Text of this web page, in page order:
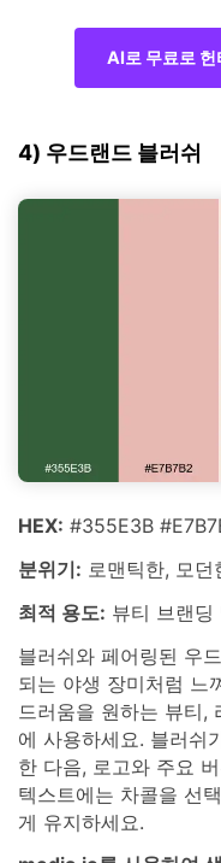
AI로 무료로 헌
4) 우드랜드 블러쉬
HEX: #355E3B
분위기: 로맨틱한, 모던
최적 용도: 뷰티 브랜딩
블러쉬와 페어링된 우
되는 야생 장미처럼 느
드러움을 원하는 뷰티,
에 사용하세요. 블러쉬
한 다음, 로고와 주요
텍스트에는 차콜을 선
게 유지하세요.